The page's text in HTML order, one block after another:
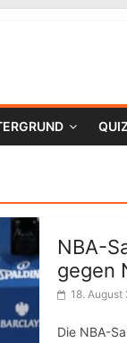
NBA-
gegen
18. August
Die NBA-